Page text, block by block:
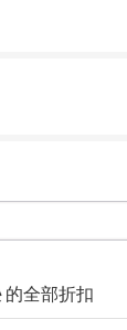
的全部折扣